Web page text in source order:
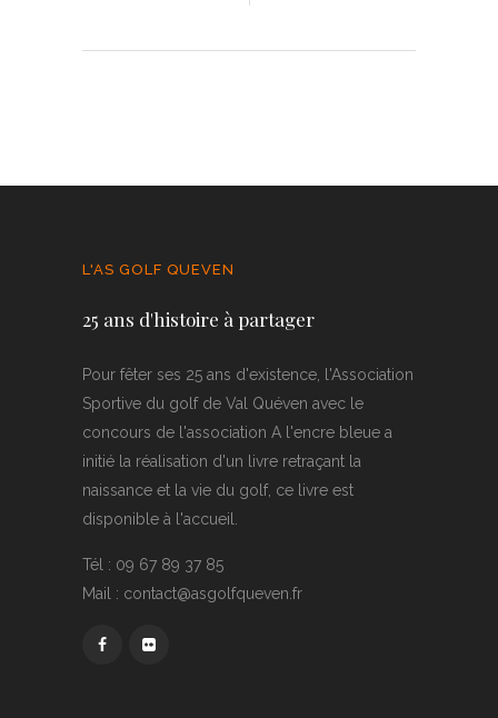
L'AS GOLF QUEVEN
25 ans d'histoire à partager
Pour fêter ses 25 ans d'existence, l'Association
Sportive du golf de Val Quéven avec le
concours de l'association A l'encre bleue a
initié la réalisation d'un livre retraçant la
naissance et la vie du golf, ce livre est
disponible à l'accueil.
Tél : 09 67 89 37 85
Mail : contact@asgolfqueven.fr